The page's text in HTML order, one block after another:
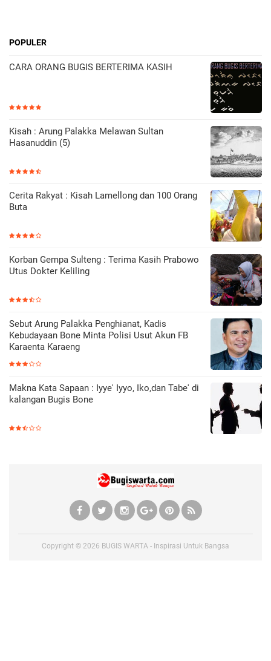
POPULER
CARA ORANG BUGIS BERTERIMA KASIH
Kisah : Arung Palakka Melawan Sultan
Hasanuddin (5)
Cerita Rakyat : Kisah Lamellong dan 100 Orang
Buta
Korban Gempa Sulteng : Terima Kasih Prabowo
Utus Dokter Keliling
Sebut Arung Palakka Penghianat, Kadis
Kebudayaan Bone Minta Polisi Usut Akun FB
Karaenta Karaeng
Makna Kata Sapaan : Iyye' Iyyo, Iko,dan Tabe' di
kalangan Bugis Bone
Copyright © 2026 BUGIS WARTA - Inspirasi Untuk Bangsa